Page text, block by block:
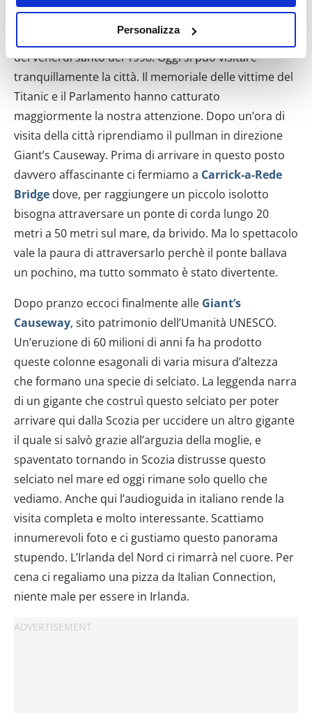
raccogliere informazioni sulla tua posizione
geografica, con un'approssimazione di qualche
metro,
Identificare il tuo dispositivo, scansionandolo
(impronte digitali).
Approfondisci come vengono elaborati i tuoi dati personali
e imposta le tue preferenze nellasezione dettagli. Puoi
modificare o ritirare il tuo consenso in qualsiasi momento
dalla Dichiarazione sui cookie.
Utilizziamo i cookie per personalizzare contenuti ed
annunci, per fornire funzionalità dei social media e per
analizzare il nostro traffico. Condividiamo inoltre
informazioni sul modo in cui utilizzi il nostro sito con i
pubblicità e social media, i quali potrebbero combinarle
con altre informazioni che hai fornito loro o che hanno
raccolto dal tuo utilizzo dei loro servizi.
Personalizza
cronaca nera per i motivi religiosi che tutti sappiamo.
La situazione è molto migliorata grazie all’armistizio
del venerdì santo del 1998. Oggi si può visitare
tranquillamente la città. Il memoriale delle vittime del
Titanic e il Parlamento hanno catturato
maggiormente la nostra attenzione. Dopo un’ora di
visita della città riprendiamo il pullman in direzione
Giant’s Causeway. Prima di arrivare in questo posto
davvero affascinante ci fermiamo a Carrick-a-Rede
Bridge dove, per raggiungere un piccolo isolotto
bisogna attraversare un ponte di corda lungo 20
metri a 50 metri sul mare, da brivido. Ma lo spettacolo
vale la paura di attraversarlo perchè il ponte ballava
un pochino, ma tutto sommato è stato divertente.
Dopo pranzo eccoci finalmente alle Giant’s
Causeway, sito patrimonio dell’Umanità UNESCO.
Un’eruzione di 60 milioni di anni fa ha prodotto
queste colonne esagonali di varia misura d’altezza
che formano una specie di selciato. La leggenda narra
di un gigante che costruì questo selciato per poter
arrivare qui dalla Scozia per uccidere un altro gigante
il quale si salvò grazie all’arguzia della moglie, e
spaventato tornando in Scozia distrusse questo
selciato nel mare ed oggi rimane solo quello che
vediamo. Anche qui l’audioguida in italiano rende la
visita completa e molto interessante. Scattiamo
innumerevoli foto e ci gustiamo questo panorama
stupendo. L’Irlanda del Nord ci rimarrà nel cuore. Per
cena ci regaliamo una pizza da Italian Connection,
niente male per essere in Irlanda.